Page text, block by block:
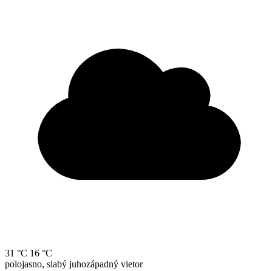
31 °C 16 °C
polojasno, slabý juhozápadný vietor